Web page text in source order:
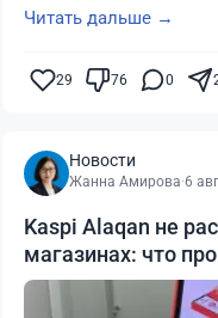
Читать дальше →
29 76 0
Новости
Жанна Амирова·6
Kaspi Alaqan не
магазинах: что